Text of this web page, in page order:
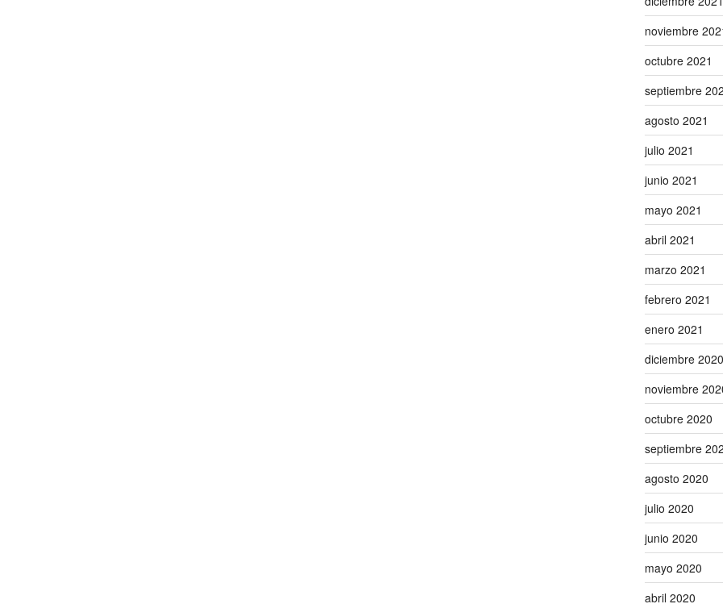
noviembre
octubre 2021
septiembre
agosto 2021
julio 2021
junio 2021
mayo 2021
abril 2021
marzo 2021
febrero 2021
enero 2021
diciembre 2020
noviembre
octubre 2020
septiembre
agosto 2020
julio 2020
junio 2020
mayo 2020
abril 2020